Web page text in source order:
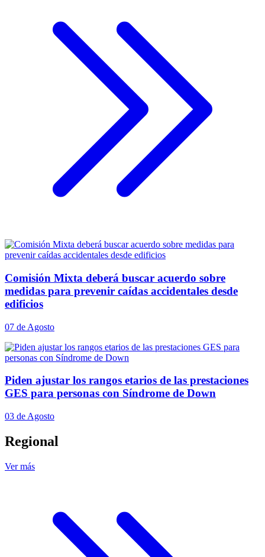
Comisión Mixta deberá buscar acuerdo sobre
medidas para prevenir caídas accidentales desde
edificios
07 de Agosto
Piden ajustar los rangos etarios de las prestaciones
GES para personas con Síndrome de Down
03 de Agosto
Regional
Ver más